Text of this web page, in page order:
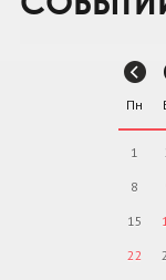
Пн
1
8
15
22